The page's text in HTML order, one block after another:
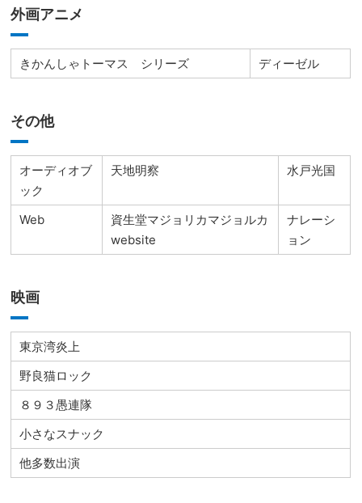
外画アニメ
きかんしゃトーマス シリーズ ディーゼル
その他
オーディオブ
ック
天地明察 水戸光国
Web
資生堂マジョリカマジョルカ
website
ナレーシ
ョン
映画
東京湾炎上
野良猫ロック
８９３愚連隊
小さなスナック
他多数出演